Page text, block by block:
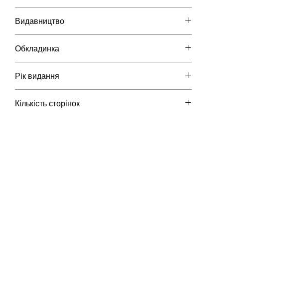
Видавництво
Обкладинка
Рік видання
Кількість сторінок